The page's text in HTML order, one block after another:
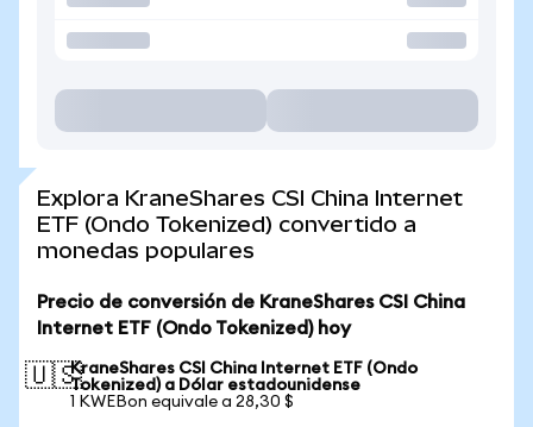
Explora KraneShares CSI China Internet
ETF (Ondo Tokenized) convertido a
monedas populares
Precio de conversión de KraneShares CSI China
Internet ETF (Ondo Tokenized) hoy
🇺🇸KraneShares CSI China Internet ETF (Ondo
Tokenized) a Dólar estadounidense
1 KWEBon equivale a 28,30 $